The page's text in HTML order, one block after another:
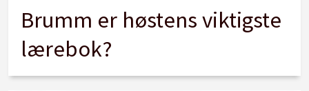
Brumm er høstens viktigste
lærebok?